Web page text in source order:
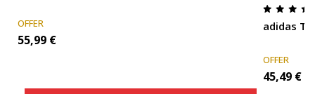
OFFER
55,99 €
adidas
OFFER
45,49 €